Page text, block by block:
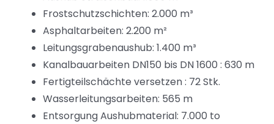
Frostschutzschichten: 2.000 m³
Asphaltarbeiten: 2.200 m²
Leitungsgrabenaushub: 1.400 m³
Kanalbauarbeiten DN150 bis DN 1600 : 630 m
Fertigteilschächte versetzen : 72 Stk.
Wasserleitungsarbeiten: 565 m
Entsorgung Aushubmaterial: 7.000 to